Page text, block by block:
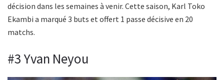
décision dans les semaines à venir. Cette saison, Karl Toko
Ekambi a marqué 3 buts et offert 1 passe décisive en 20
matchs.
#3 Yvan Neyou